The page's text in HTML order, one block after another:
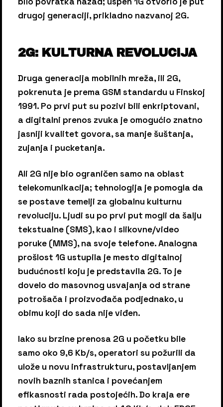
drugoj generaciji, prikladno nazvanoj 2G.
2G: KULTURNA REVOLUCIJA
Druga generacija mobilnih mreža, ili 2G,
pokrenuta je prema GSM standardu u Finskoj
1991. Po prvi put su pozivi bili enkriptovani,
a digitalni prenos zvuka je omogućio znatno
jasniji kvalitet govora, sa manje šuštanja,
zujanja i pucketanja.
Ali 2G nije bio ograničen samo na oblast
telekomunikacija; tehnologija je pomogla da
se postave temelji za globalnu kulturnu
revoluciju. Ljudi su po prvi put mogli da šalju
tekstualne (SMS), kao i slikovne/video
poruke (MMS), na svoje telefone. Analogna
prošlost 1G ustupila je mesto digitalnoj
budućnosti koju je predstavila 2G. To je
dovelo do masovnog usvajanja od strane
potrošača i proizvođača podjednako, u
obimu koji do sada nije viđen.
Iako su brzine prenosa 2G u početku bile
samo oko 9,6 Kb/s, operatori su požurili da
ulože u novu infrastrukturu, postavljanjem
novih baznih stanica i povećanjem
efikasnosti rada postojećih. Do kraja ere